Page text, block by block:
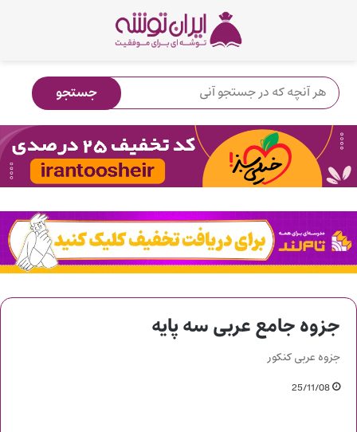
جزوه جامع عربی سه پایه
جزوه عربی کنکور
25/11/08